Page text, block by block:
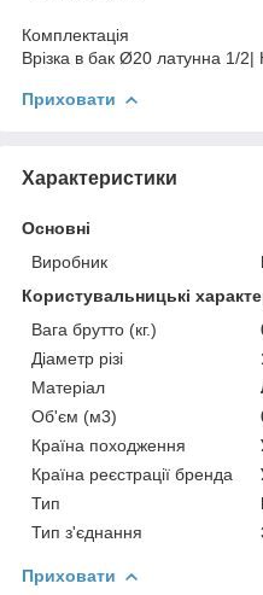
Комплектація
Врізка в бак Ø20 латунна 1/
Приховати
Характеристики
Основні
Виробник
Користувальницькі
Вага брутто (кг.)
Діаметр різі
Матеріал
Об'єм (м3)
Країна походження
Країна реєстрації бренда
Тип
Тип з'єднання
Приховати